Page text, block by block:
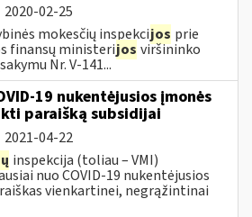
2020-02-25
mokesčių inspekcijos prie
finansų ministerijos viršininko
Nr. V-141...
19 nukentėjusios įmonės
paraišką subsidijai
2021-04-22
inspekcija (toliau – VMI)
nuo COVID-19 nukentėjusios
vienkartinei, negrąžintinai